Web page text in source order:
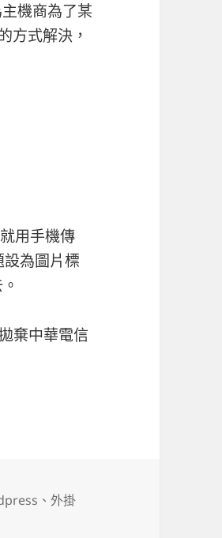
機商為了某
方式解決，
用手機傳
為圖片標
棄中華電信
、 外掛